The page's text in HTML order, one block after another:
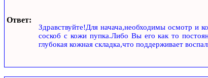
Ответ:
Здравствуйте!Для начача,необходимы осмотр и
соскоб с кожи пупка.Либо Вы его как то
глубокая кожная складка,что поддерживает